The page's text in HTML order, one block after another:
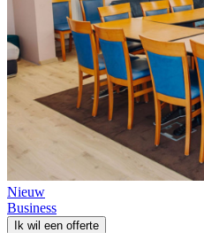
Nieuw
Business
Ik wil een offerte